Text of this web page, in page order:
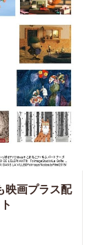
映画プラス配